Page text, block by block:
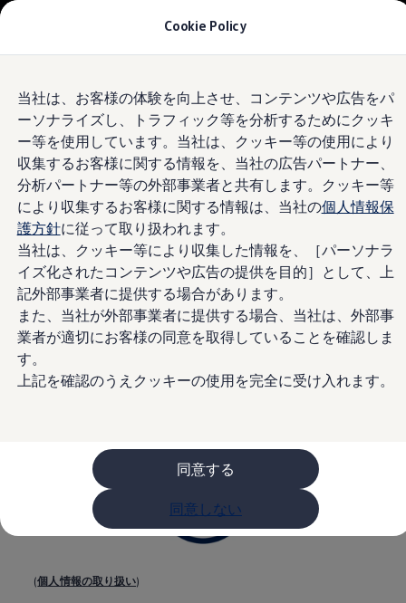
Cookie Policy
当社は、お客様の体験を向上させ、コンテンツや広告をパ
ーソナライズし、トラフィック等を分析するためにクッキ
ー等を使用しています。当社は、クッキー等の使用により
収集するお客様に関する情報を、当社の広告パートナー、
分析パートナー等の外部事業者と共有します。クッキー等
により収集するお客様に関する情報は、当社の個人情報保
護方針に従って取り扱われます。
当社は、クッキー等により収集した情報を、［パーソナラ
イズ化されたコンテンツや広告の提供を目的］として、上
記外部事業者に提供する場合があります。
また、当社が外部事業者に提供する場合、当社は、外部事
業者が適切にお客様の同意を取得していることを確認しま
す。
上記を確認のうえクッキーの使用を完全に受け入れます。
同意する
同意しない
main
content
to
footer
モデル＆見積りシミュレーション
セーフティ マイスター
ID. Buzz
T-Cross
Tiguan
Golf
Golf GTI
Golf R
Golf Variant
Golf R Variant
Passat
ID.4
Polo
Polo GTI
Golf Touran
T-Roc
T-Roc R
フォルクスワーゲンマガジン
キャンペーン/イベント
レビュー動画
オファー
Golf お乗り換えを10万円補助
Tiguan 購入後、5年間の安心サポートが無償
Golf Variant お乗り換えを10万円補助
Volkswagenアンバサダープログラム
ファイナンシャルサービス
フォルクスワーゲン自動車保険プラス
Volkswagen Card
Volkswagen姫路
4.8|294 レビュー
(個人情報の取り扱い)